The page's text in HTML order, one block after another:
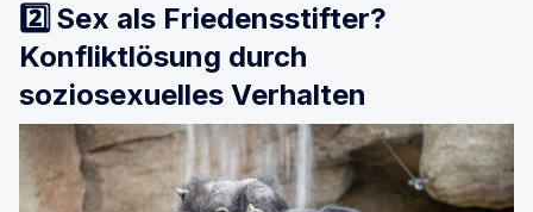
2️⃣ Sex als Friedensstifter?
Konfliktlösung durch
soziosexuelles Verhalten